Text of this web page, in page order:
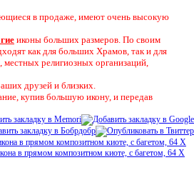
в продаже, имеют очень высокую
иконы больших размеров. По своим
как для больших Храмов, так и для
, местных религиозных организаций,
друзей и близких.
, купив большую икону, и передав
в прямом композитном киоте, с багетом, 64 Х
в прямом композитном киоте, с багетом, 64 Х